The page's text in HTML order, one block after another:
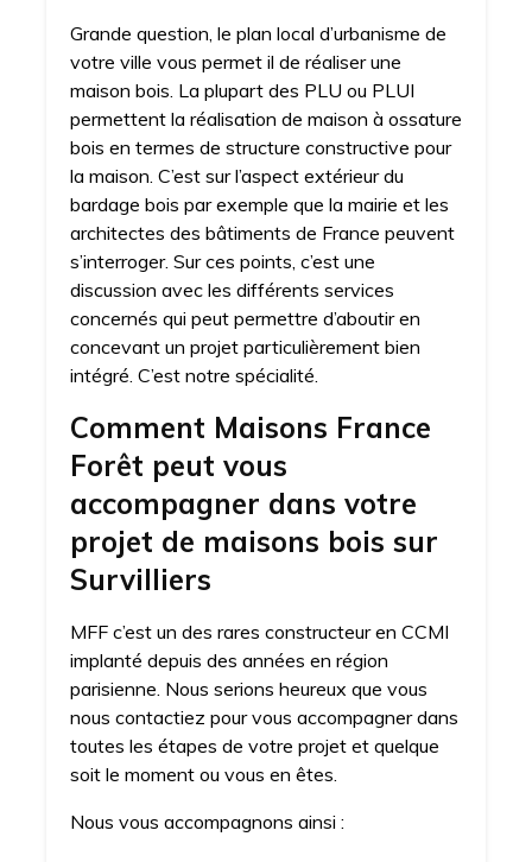
Grande question, le plan local d’urbanisme de
votre ville vous permet il de réaliser une
maison bois. La plupart des PLU ou PLUI
permettent la réalisation de maison à ossature
bois en termes de structure constructive pour
la maison. C’est sur l’aspect extérieur du
bardage bois par exemple que la mairie et les
architectes des bâtiments de France peuvent
s’interroger. Sur ces points, c’est une
discussion avec les différents services
concernés qui peut permettre d’aboutir en
concevant un projet particulièrement bien
intégré. C’est notre spécialité.
Comment Maisons France
Forêt peut vous
accompagner dans votre
projet de maisons bois sur
Survilliers
MFF c’est un des rares constructeur en CCMI
implanté depuis des années en région
parisienne. Nous serions heureux que vous
nous contactiez pour vous accompagner dans
toutes les étapes de votre projet et quelque
soit le moment ou vous en êtes.
Nous vous accompagnons ainsi :